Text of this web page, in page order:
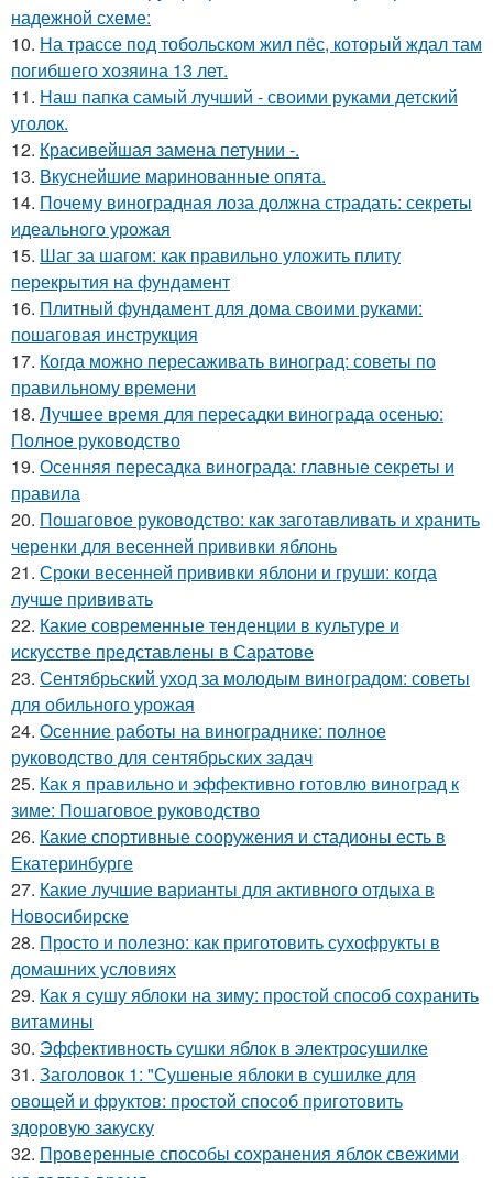
надежной схеме:
10. На трассе под тобольском жил пёс, который ждал там
погибшего хозяина 13 лет.
11. Наш папка самый лучший - своими руками детский
уголок.
12. Красивейшая замена петунии -.
13. Вкуснейшие маринованные опята.
14. Почему виноградная лоза должна страдать: секреты
идеального урожая
15. Шаг за шагом: как правильно уложить плиту
перекрытия на фундамент
16. Плитный фундамент для дома своими руками:
пошаговая инструкция
17. Когда можно пересаживать виноград: советы по
правильному времени
18. Лучшее время для пересадки винограда осенью:
Полное руководство
19. Осенняя пересадка винограда: главные секреты и
правила
20. Пошаговое руководство: как заготавливать и хранить
черенки для весенней прививки яблонь
21. Сроки весенней прививки яблони и груши: когда
лучше прививать
22. Какие современные тенденции в культуре и
искусстве представлены в Саратове
23. Сентябрьский уход за молодым виноградом: советы
для обильного урожая
24. Осенние работы на винограднике: полное
руководство для сентябрьских задач
25. Как я правильно и эффективно готовлю виноград к
зиме: Пошаговое руководство
26. Какие спортивные сооружения и стадионы есть в
Екатеринбурге
27. Какие лучшие варианты для активного отдыха в
Новосибирске
28. Просто и полезно: как приготовить сухофрукты в
домашних условиях
29. Как я сушу яблоки на зиму: простой способ сохранить
витамины
30. Эффективность сушки яблок в электросушилке
31. Заголовок 1: "Сушеные яблоки в сушилке для
овощей и фруктов: простой способ приготовить
здоровую закуску
32. Проверенные способы сохранения яблок свежими